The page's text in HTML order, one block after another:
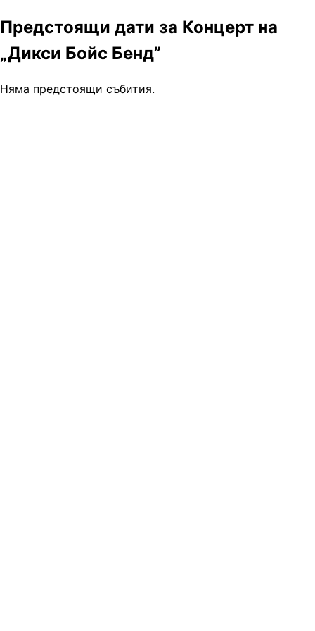
Предстоящи дати за Концерт на
„Дикси Бойс Бенд”
Няма предстоящи събития.